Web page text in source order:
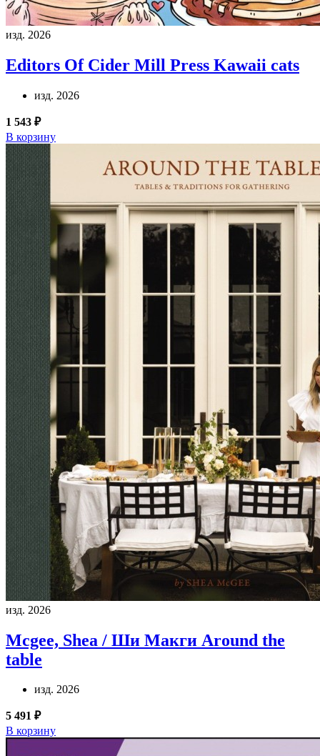
изд. 2026
Editors Of Cider Mill Press Kawaii cats
изд. 2026
1 543 ₽
В корзину
изд. 2026
Mcgee, Shea / Ши Макги Around the
table
изд. 2026
5 491 ₽
В корзину